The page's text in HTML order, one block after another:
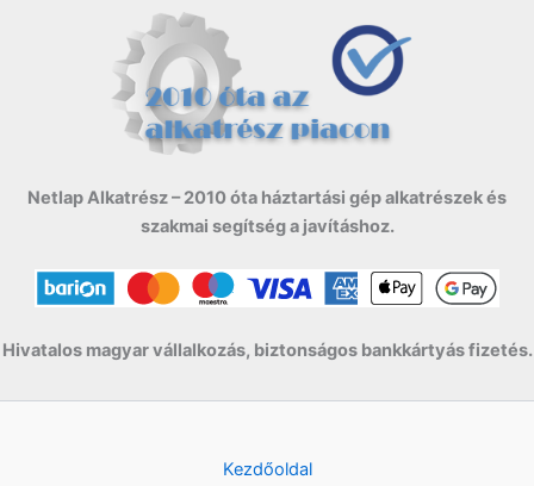
Netlap Alkatrész – 2010 óta háztartási gép alkatrészek és
szakmai segítség a javításhoz.
Hivatalos magyar vállalkozás, biztonságos bankkártyás fizetés.
Kezdőoldal